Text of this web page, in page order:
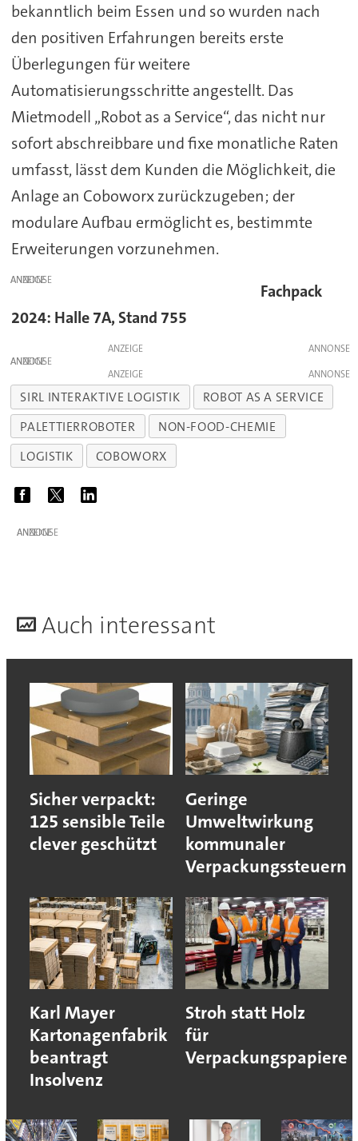
bekanntlich beim Essen und so wurden nach
den positiven Erfahrungen bereits erste
Überlegungen für weitere
Automatisierungsschritte angestellt. Das
Mietmodell „Robot as a Service“, das nicht nur
sofort abschreibbare und fixe monatliche Raten
umfasst, lässt dem Kunden die Möglichkeit, die
Anlage an Coboworx zurückzugeben; der
modulare Aufbau ermöglicht es, bestimmte
Erweiterungen vorzunehmen.
ANZEIGE
Fachpack
2024: Halle 7A, Stand 755
ANZEIGE
ANZEIGE
ANZEIGE
SIRL INTERAKTIVE LOGISTIK
ROBOT AS A SERVICE
PALETTIERROBOTER
NON-FOOD-CHEMIE
LOGISTIK
COBOWORX
ANZEIGE
Auch interessant
Sicher verpackt:
125 sensible Teile
clever geschützt
Geringe
Umweltwirkung
kommunaler
Verpackungssteuern
Karl Mayer
Kartonagenfabrik
beantragt
Insolvenz
Stroh statt Holz
für
Verpackungspapiere